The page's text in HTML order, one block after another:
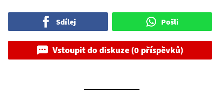
Sdílej Pošli
Vstoupit do diskuze (0 příspěvků)